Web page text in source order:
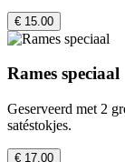
€ 15.00
Rames speciaal
Geserveerd met 2
satéstokjes.
€ 17.00